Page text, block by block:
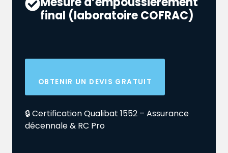
final (laboratoire COFRAC)
OBTENIR UN DEVIS GRATUIT
🔒 Certification Qualibat 1552 – Assurance
décennale & RC Pro